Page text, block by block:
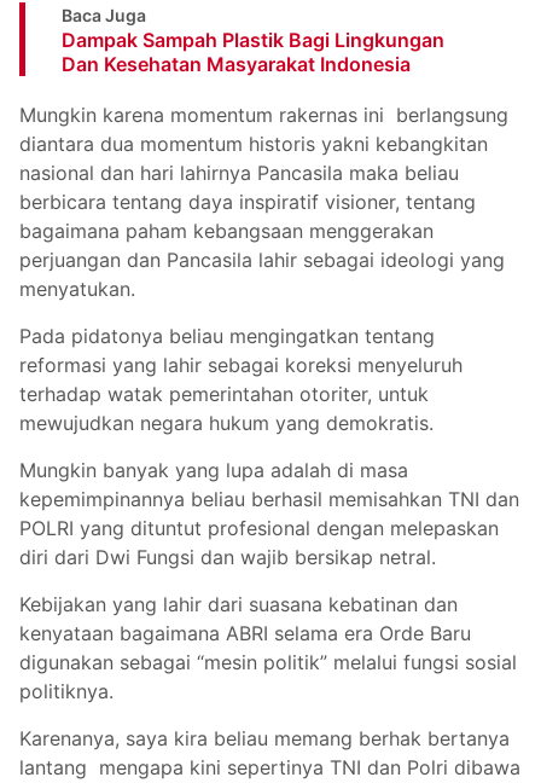
Baca Juga
Dampak Sampah Plastik Bagi Lingkungan
Dan Kesehatan Masyarakat Indonesia
Mungkin karena momentum rakernas ini berlangsung
diantara dua momentum historis yakni kebangkitan
nasional dan hari lahirnya Pancasila maka beliau
berbicara tentang daya inspiratif visioner, tentang
bagaimana paham kebangsaan menggerakan
perjuangan dan Pancasila lahir sebagai ideologi yang
menyatukan.
Pada pidatonya beliau mengingatkan tentang
reformasi yang lahir sebagai koreksi menyeluruh
terhadap watak pemerintahan otoriter, untuk
mewujudkan negara hukum yang demokratis.
Mungkin banyak yang lupa adalah di masa
kepemimpinannya beliau berhasil memisahkan TNI dan
POLRI yang dituntut profesional dengan melepaskan
diri dari Dwi Fungsi dan wajib bersikap netral.
Kebijakan yang lahir dari suasana kebatinan dan
kenyataan bagaimana ABRI selama era Orde Baru
digunakan sebagai “mesin politik” melalui fungsi sosial
politiknya.
Karenanya, saya kira beliau memang berhak bertanya
lantang mengapa kini sepertinya TNI dan Polri dibawa